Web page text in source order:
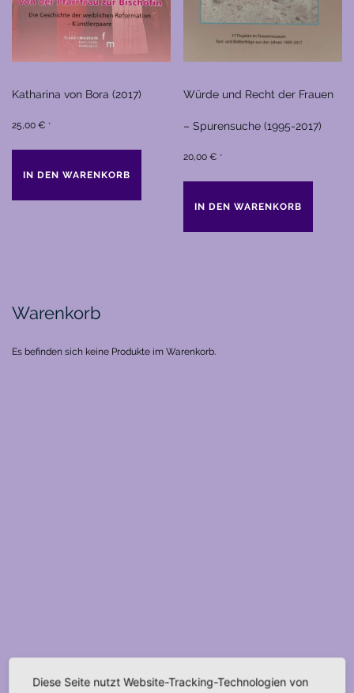
Katharina von Bora (2017)
25,00 € *
IN DEN WARENKORB
Würde und Recht der Frauen
– Spurensuche (1995-2017)
20,00€ *
IN DEN WARENKORB
Warenkorb
Es befinden sich keine Produkte im Warenkorb.
Diese Seite nutzt Website-Tracking-Technologien von